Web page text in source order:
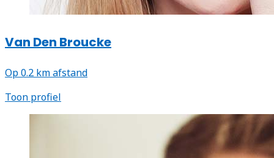
Van Den Broucke
Op 0.2 km afstand
Toon profiel